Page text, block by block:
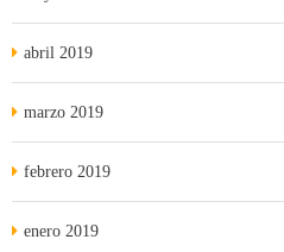
abril 2019
marzo 2019
febrero 2019
enero 2019